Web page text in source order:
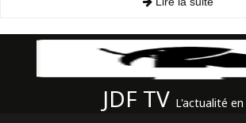
JDF TV L'actualité